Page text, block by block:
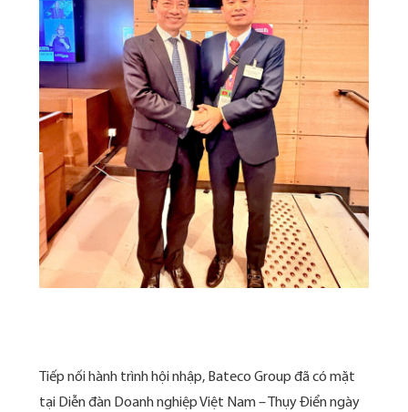
Tiếp nối hành trình hội nhập, Bateco Group đã có mặt
tại Diễn đàn Doanh nghiệp Việt Nam – Thụy Điển ngày